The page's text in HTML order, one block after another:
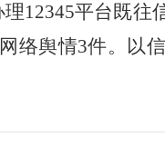
12345平台既
络舆情3件。以